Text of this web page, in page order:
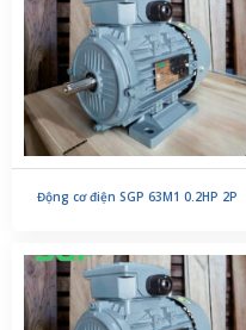
Động cơ điện SGP 63M1 0.2HP 2P